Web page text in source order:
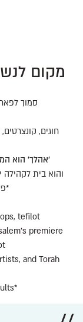
מקום
סמוך
חוגים,
'אהלך' הוא
והוא בית לקהילה
tefilot, …
premiere
and Torah
*Activities for children and adults*.